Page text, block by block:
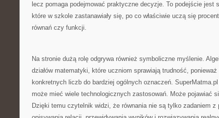
lecz pomaga podejmować praktyczne decyzje. To podejście jest
które w szkole zastanawiały się, po co właściwie uczą się
równań czy funkcji.
Na stronie dużą rolę odgrywa również symboliczne myślenie.
działów matematyki, które uczniom sprawiają trudność,
konkretnych liczb do bardziej ogólnych oznaczeń.
może mieć wiele technologicznych zastosowań. Może pojawiać
Dzięki temu czytelnik widzi, że równania nie są tylko zadaniem